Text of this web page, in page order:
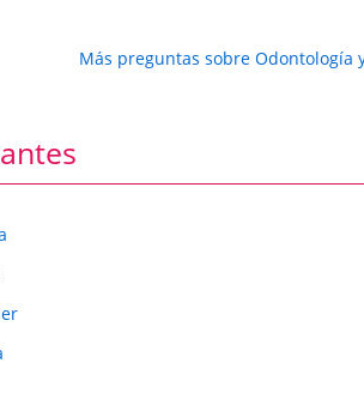
Más preguntas sobre Odontología